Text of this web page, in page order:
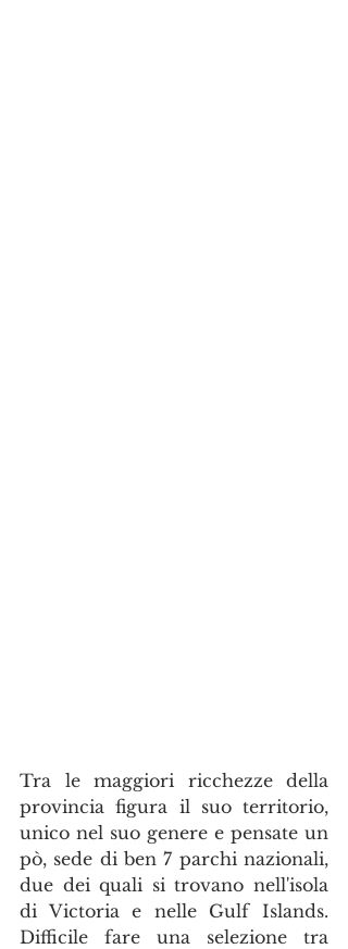
Tra le maggiori ricchezze della
provincia figura il suo territorio,
unico nel suo genere e pensate un
pò, sede di ben 7 parchi nazionali,
due dei quali si trovano nell'isola
di Victoria e nelle Gulf Islands.
Difficile fare una selezione tra